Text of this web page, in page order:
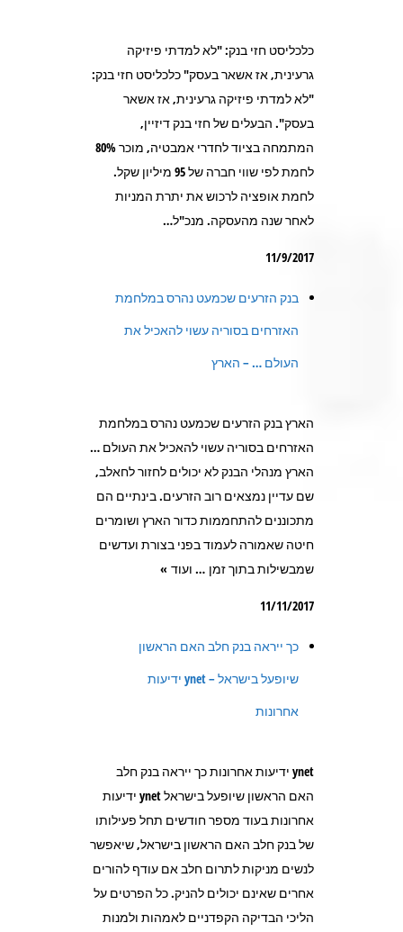
כלכליסט חזי בנק: "לא למדתי פיזיקה
גרעינית, אז אשאר בעסק" כלכליסט חזי בנק:
"לא למדתי פיזיקה גרעינית, אז אשאר
בעסק". הבעלים של חזי בנק דיזיין,
המתמחה בציוד לחדרי אמבטיה, מוכר 80%
לחמת לפי שווי חברה של 95 מיליון שקל.
לחמת אופציה לרכוש את יתרת המניות
לאחר שנה מהעסקה. מנכ"ל…
11/9/2017
בנק הזרעים שכמעט נהרס במלחמת
האזרחים בסוריה עשוי להאכיל את
העולם … – הארץ
הארץ בנק הזרעים שכמעט נהרס במלחמת
האזרחים בסוריה עשוי להאכיל את העולם …
הארץ מנהלי הבנק לא יכולים לחזור לחאלב,
שם עדיין נמצאים רוב הזרעים. בינתיים הם
מתכוננים להתחממות כדור הארץ ושומרים
חיטה שאמורה לעמוד בפני בצורת ועדשים
שמבשילות בתוך זמן … ועוד »
11/11/2017
כך ייראה בנק חלב האם הראשון
שיופעל בישראל – ynet ידיעות
אחרונות
ynet ידיעות אחרונות כך ייראה בנק חלב
האם הראשון שיופעל בישראל ynet ידיעות
אחרונות בעוד מספר חודשים תחל פעילותו
של בנק חלב האם הראשון בישראל, שיאפשר
לנשים מניקות לתרום חלב אם עודף להורים
אחרים שאינם יכולים להניק. כל הפרטים על
הליכי הבדיקה הקפדניים לאמהות ולמנות